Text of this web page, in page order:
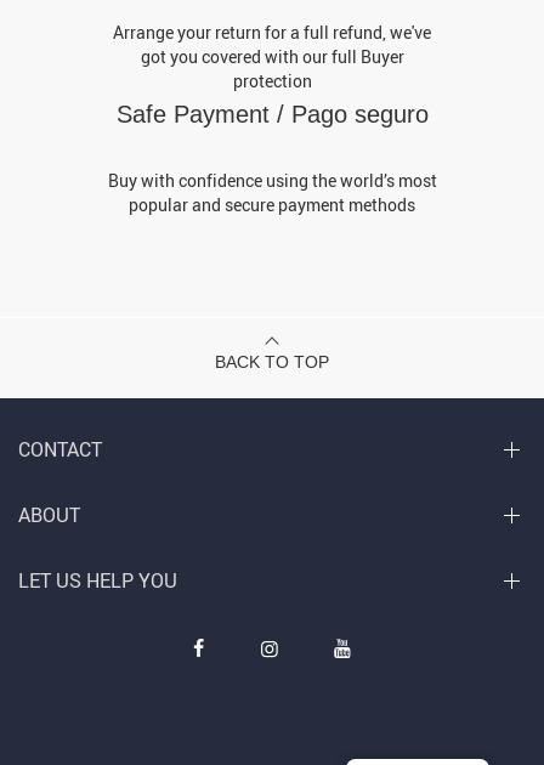
Arrange your return for a full refund, we've
got you covered with our full Buyer
protection
Safe Payment / Pago seguro
Buy with confidence using the world’s most
popular and secure payment methods
BACK TO TOP
CONTACT
ABOUT
LET US HELP YOU